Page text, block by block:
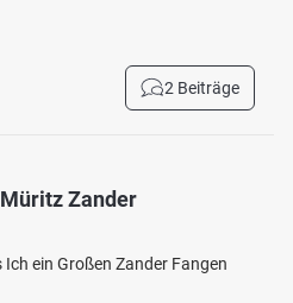
2 Beiträge
Zander
ein Großen Zander Fangen